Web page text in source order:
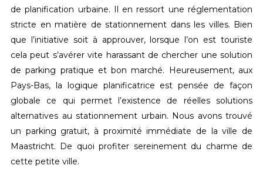
de planification urbaine. Il en ressort une réglementation
stricte en matière de stationnement dans les villes. Bien
que l’initiative soit à approuver, lorsque l’on est touriste
cela peut s’avérer vite harassant de chercher une solution
de parking pratique et bon marché. Heureusement, aux
Pays-Bas, la logique planificatrice est pensée de façon
globale ce qui permet l’existence de réelles solutions
alternatives au stationnement urbain. Nous avons trouvé
un parking gratuit, à proximité immédiate de la ville de
Maastricht. De quoi profiter sereinement du charme de
cette petite ville.